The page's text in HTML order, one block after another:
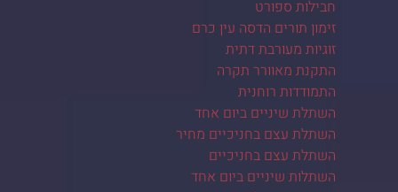
חבילות ספורט
זימון תורים הדסה עין כרם
זוגיות מעורבת דתית
התקנת מאוורר תקרה
התמודדות רוחנית
השתלת שיניים ביום אחד
השתלת עצם בחניכיים מחיר
השתלת עצם בחניכיים
השתלות שיניים ביום אחד